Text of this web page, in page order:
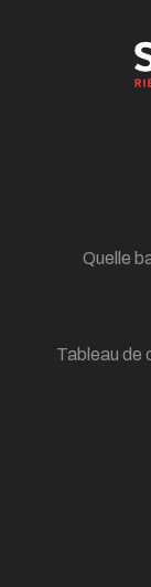
Quelle
Tableau de